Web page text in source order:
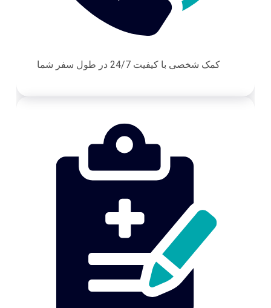
کمک شخصی با کیفیت 24/7 در طول سفر شما